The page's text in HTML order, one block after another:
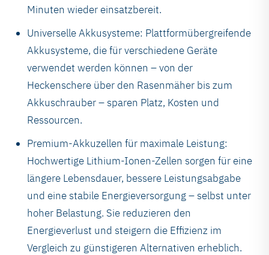
Minuten wieder einsatzbereit.
Universelle Akkusysteme: Plattformübergreifende
Akkusysteme, die für verschiedene Geräte
verwendet werden können – von der
Heckenschere über den Rasenmäher bis zum
Akkuschrauber – sparen Platz, Kosten und
Ressourcen.
Premium-Akkuzellen für maximale Leistung:
Hochwertige Lithium-Ionen-Zellen sorgen für eine
längere Lebensdauer, bessere Leistungsabgabe
und eine stabile Energieversorgung – selbst unter
hoher Belastung. Sie reduzieren den
Energieverlust und steigern die Effizienz im
Vergleich zu günstigeren Alternativen erheblich.